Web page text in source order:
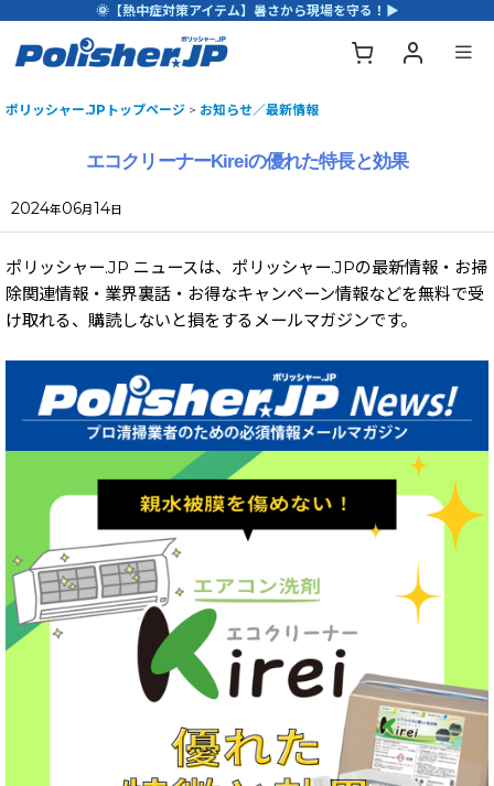
🌞【熱中症対策アイテム】暑さから現場を守る！▶
ポリッシャー.JPトップページ > お知らせ／最新情報
エコクリーナーKireiの優れた特長と効果
2024年06月14日
ポリッシャー.JP ニュースは、ポリッシャー.JPの最新情報・お掃
除関連情報・業界裏話・お得なキャンペーン情報などを無料で受
け取れる、購読しないと損をするメールマガジンです。